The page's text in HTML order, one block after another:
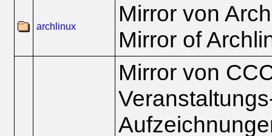
archlinux
Mirror von
Mirror of
Mirror von